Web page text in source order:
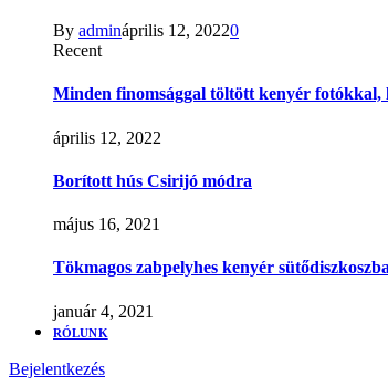
By admináprilis 12, 20220
Recent
Minden finomsággal töltött kenyér fotókkal,
április 12, 2022
Borított hús Csirijó módra
május 16, 2021
Tökmagos zabpelyhes kenyér
január 4, 2021
RÓLUNK
Bejelentkezés